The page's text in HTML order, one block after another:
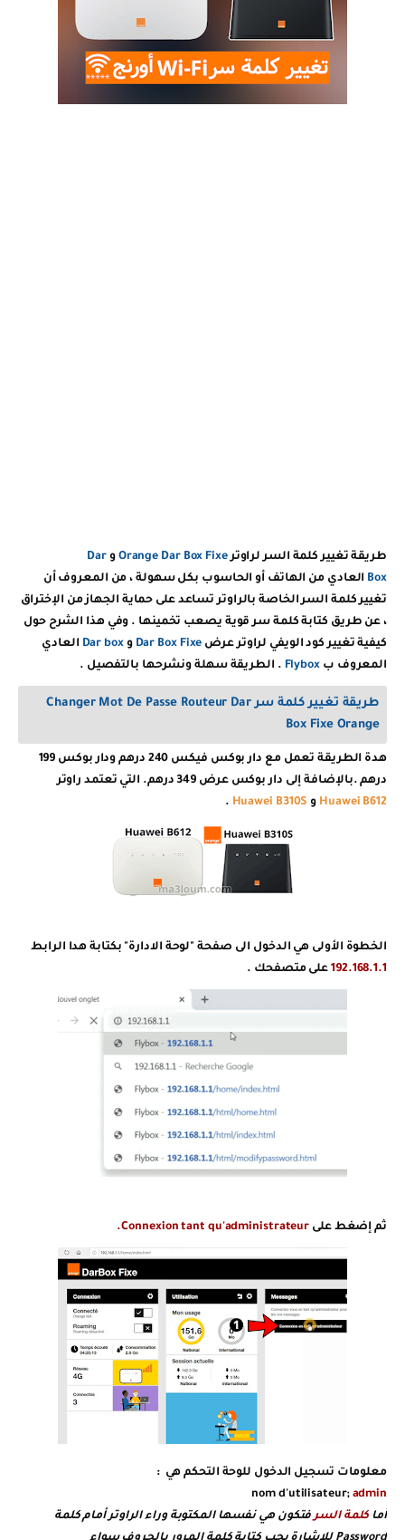
طريقة تغيير كلمة السر لراوترOrange Dar Box Fixe و Dar
Box العادي من الهاتف أو الحاسوب بكل سهولة ، من المعروف أن
تغيير كلمة السر الخاصة بالراوتر تساعد على حماية الجهاز من الإختراق
، عن طريق كتابة كلمة سر قوية يصعب تخمينها . وفي هذا الشرح حول
كيفية تغيير كود الويفي لراوتر عرض Dar Box Fixe وDar box العادي
المعروف ب Flybox . الطريقة سهلة ونشرحها بالتفصيل .
طريقة تغيير كلمة سر Changer Mot De Passe Routeur Dar
Box Fixe Orange
هدة الطريقة تعمل مع دار بوكس فيكس 240 درهم ودار بوكس 199
درهم .بالإضافة إلى دار بوكس عرض 349 درهم. التي تعتمد راوتر
Huawei B612 و Huawei B310S
.
الخطوة الأولى هي الدخول الى صفحة "لوحة الادارة" بكتابة هدا الرابط
192.168.1.1على متصفحك .
ثم إضغط على Connexion tant qu'administrateur.
معلومات تسجيل الدخول للوحة التحكم هي :
nom d'utilisateur; admin
أما كلمة السرفتكون هي نفسها المكتوبة وراء الراوتر أمام كلمة